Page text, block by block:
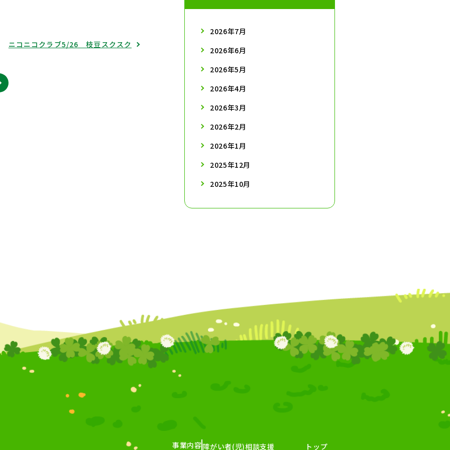
ニコニコクラブ5/26 枝豆スクスク
2026年7月
2026年6月
2026年5月
2026年4月
2026年3月
2026年2月
2026年1月
2025年12月
2025年10月
事業内容障がい者(児)相談支援 トップ